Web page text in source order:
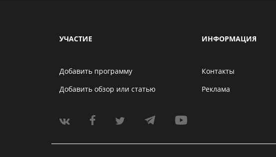
УЧАСТИЕ
Добавить программу
Добавить обзор или статью
ИНФОРМАЦИЯ
Контакты
Реклама